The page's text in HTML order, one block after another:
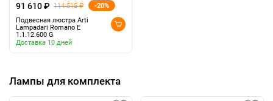
91 610 ₽ 114 515 ₽
-20%
Подвесная люстра Arti
Lampadari Romano E
1.1.12.600 G
Доставка 10 дней
Лампы для комплекта